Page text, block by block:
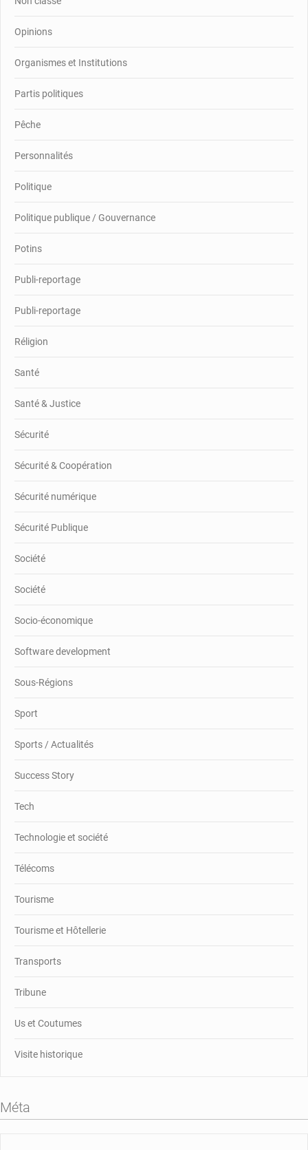
Opinions
Organismes et Institutions
Partis politiques
Pêche
Personnalités
Politique
Politique publique / Gouvernance
Potins
Publi-reportage
Publi-reportage
Réligion
Santé
Santé & Justice
Sécurité
Sécurité & Coopération
Sécurité numérique
Sécurité Publique
Société
Société
Socio-économique
Software development
Sous-Régions
Sport
Sports / Actualités
Success Story
Tech
Technologie et société
Télécoms
Tourisme
Tourisme et Hôtellerie
Transports
Tribune
Us et Coutumes
Visite historique
Méta